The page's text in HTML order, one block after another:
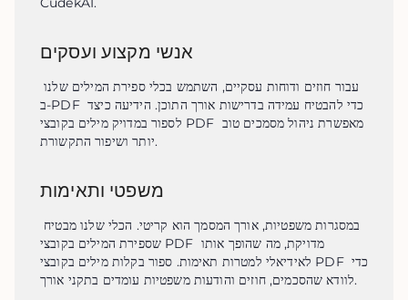
אנשי מקצוע ועסקים
עבור חוזים ודוחות עסקיים, השתמש בכלי ספירת המילים שלנו
ב-PDF כדי להבטיח עמידה בדרישות אורך התוכן. הידיעה כיצד
לספור במדויק מילים בקובצי PDF מאפשרת ניהול מסמכים טוב
יותר ושיפור התקשורת.
משפטי ותאימות
שספירת המילים בקובצי PDF מדויקת, מה שהופך אותו
לאידיאלי למטרות תאימות. ספור בקלות מילים בקובצי PDF כדי
לוודא שהסכמים, חוזים והודעות משפטיות עומדים בתקני אורך.